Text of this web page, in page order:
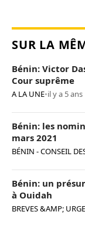
SUR LA
Bénin: Victor
Cour suprême
A LA UNE•il y a 5 ans
Bénin: les
mars 2021
BÉNIN - CONSEIL
Bénin: un
à Ouidah
BREVES &AMP;